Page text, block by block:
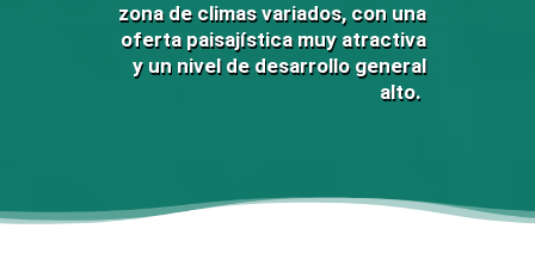
zona de climas variados, con una
oferta paisajística muy atractiva
y un nivel de desarrollo general
alto.